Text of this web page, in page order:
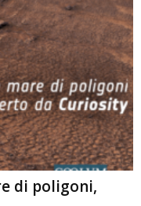
di poligoni,